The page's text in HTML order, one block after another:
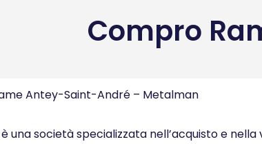
Compro
Antey-Saint-André – Metalman
una società specializzata nell’acquisto e